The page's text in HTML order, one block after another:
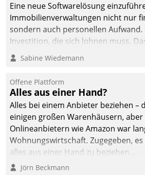
Eine neue Softwarelösung
Immobilienverwaltungen nicht nur
sondern auch personellen Aufwand.
Investition, die sich lohnen muss.
nachhaltige Optimierung der
dieses Ziel erreicht wird, sollten
Sabine Wiedemann
Offene Plattform
Alles aus einer Hand?
Alles bei einem Anbieter beziehen –
einigen großen Warenhäusern, aber
Onlineanbietern wie Amazon war
Wohnungswirtschaft. Zugegeben,
alles aus einer Hand zu beziehen...
Jörn Beckmann